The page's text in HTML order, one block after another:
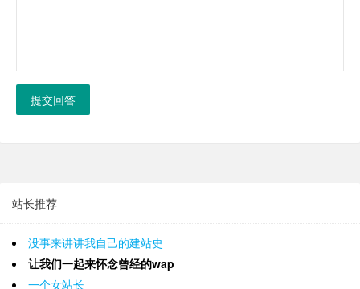
提交回答
站长推荐
没事来讲讲我自己的建站史
让我们一起来怀念曾经的wap
一个女站长